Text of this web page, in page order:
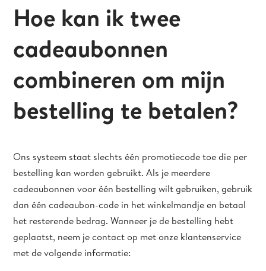
Hoe kan ik twee
cadeaubonnen
combineren om mijn
bestelling te betalen?
Ons systeem staat slechts één promotiecode toe die per
bestelling kan worden gebruikt. Als je meerdere
cadeaubonnen voor één bestelling wilt gebruiken, gebruik
dan één cadeaubon-code in het winkelmandje en betaal
het resterende bedrag. Wanneer je de bestelling hebt
geplaatst, neem je contact op met onze klantenservice
met de volgende informatie: